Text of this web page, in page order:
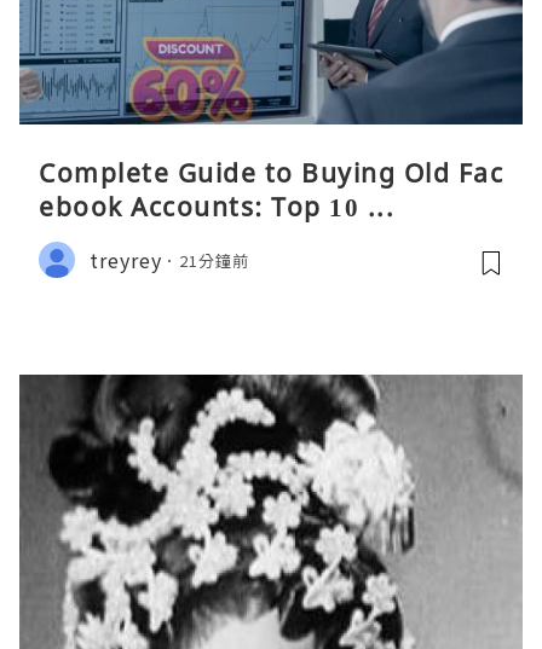
Complete Guide to Buying Old Fac
ebook Accounts: Top 10 ...
treyrey 21分鐘前